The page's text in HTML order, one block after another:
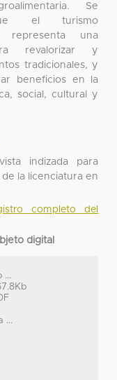
Se
el turismo
representa una
revalorizar y
tradicionales, y
beneficios en la
social, cultural y
indizada para
la licenciatura en
completo del
digital
...
...